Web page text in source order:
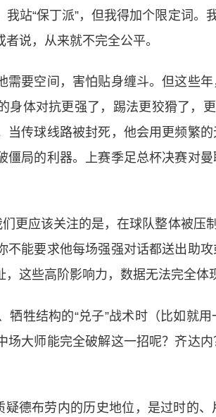
站“保丁派”，但我得加个限定词。
说，从来就不完全公平。
要空间，害怕贴身缠斗。但这些
体对抗更强了，踢法更狡猾了，
当传球线路被封死，他会用更频繁
局的利器。上赛季足总杯决赛对曼
更应该关注的是，在球队整体被压
不能要求他每场强强对话都送出助
这些高阶影响力，数据无法完全体
牲结构的“兑子”战术时（比如就用
场大师能完全破解这一招呢？齐达
疑德布劳内的历史地位，是过时的